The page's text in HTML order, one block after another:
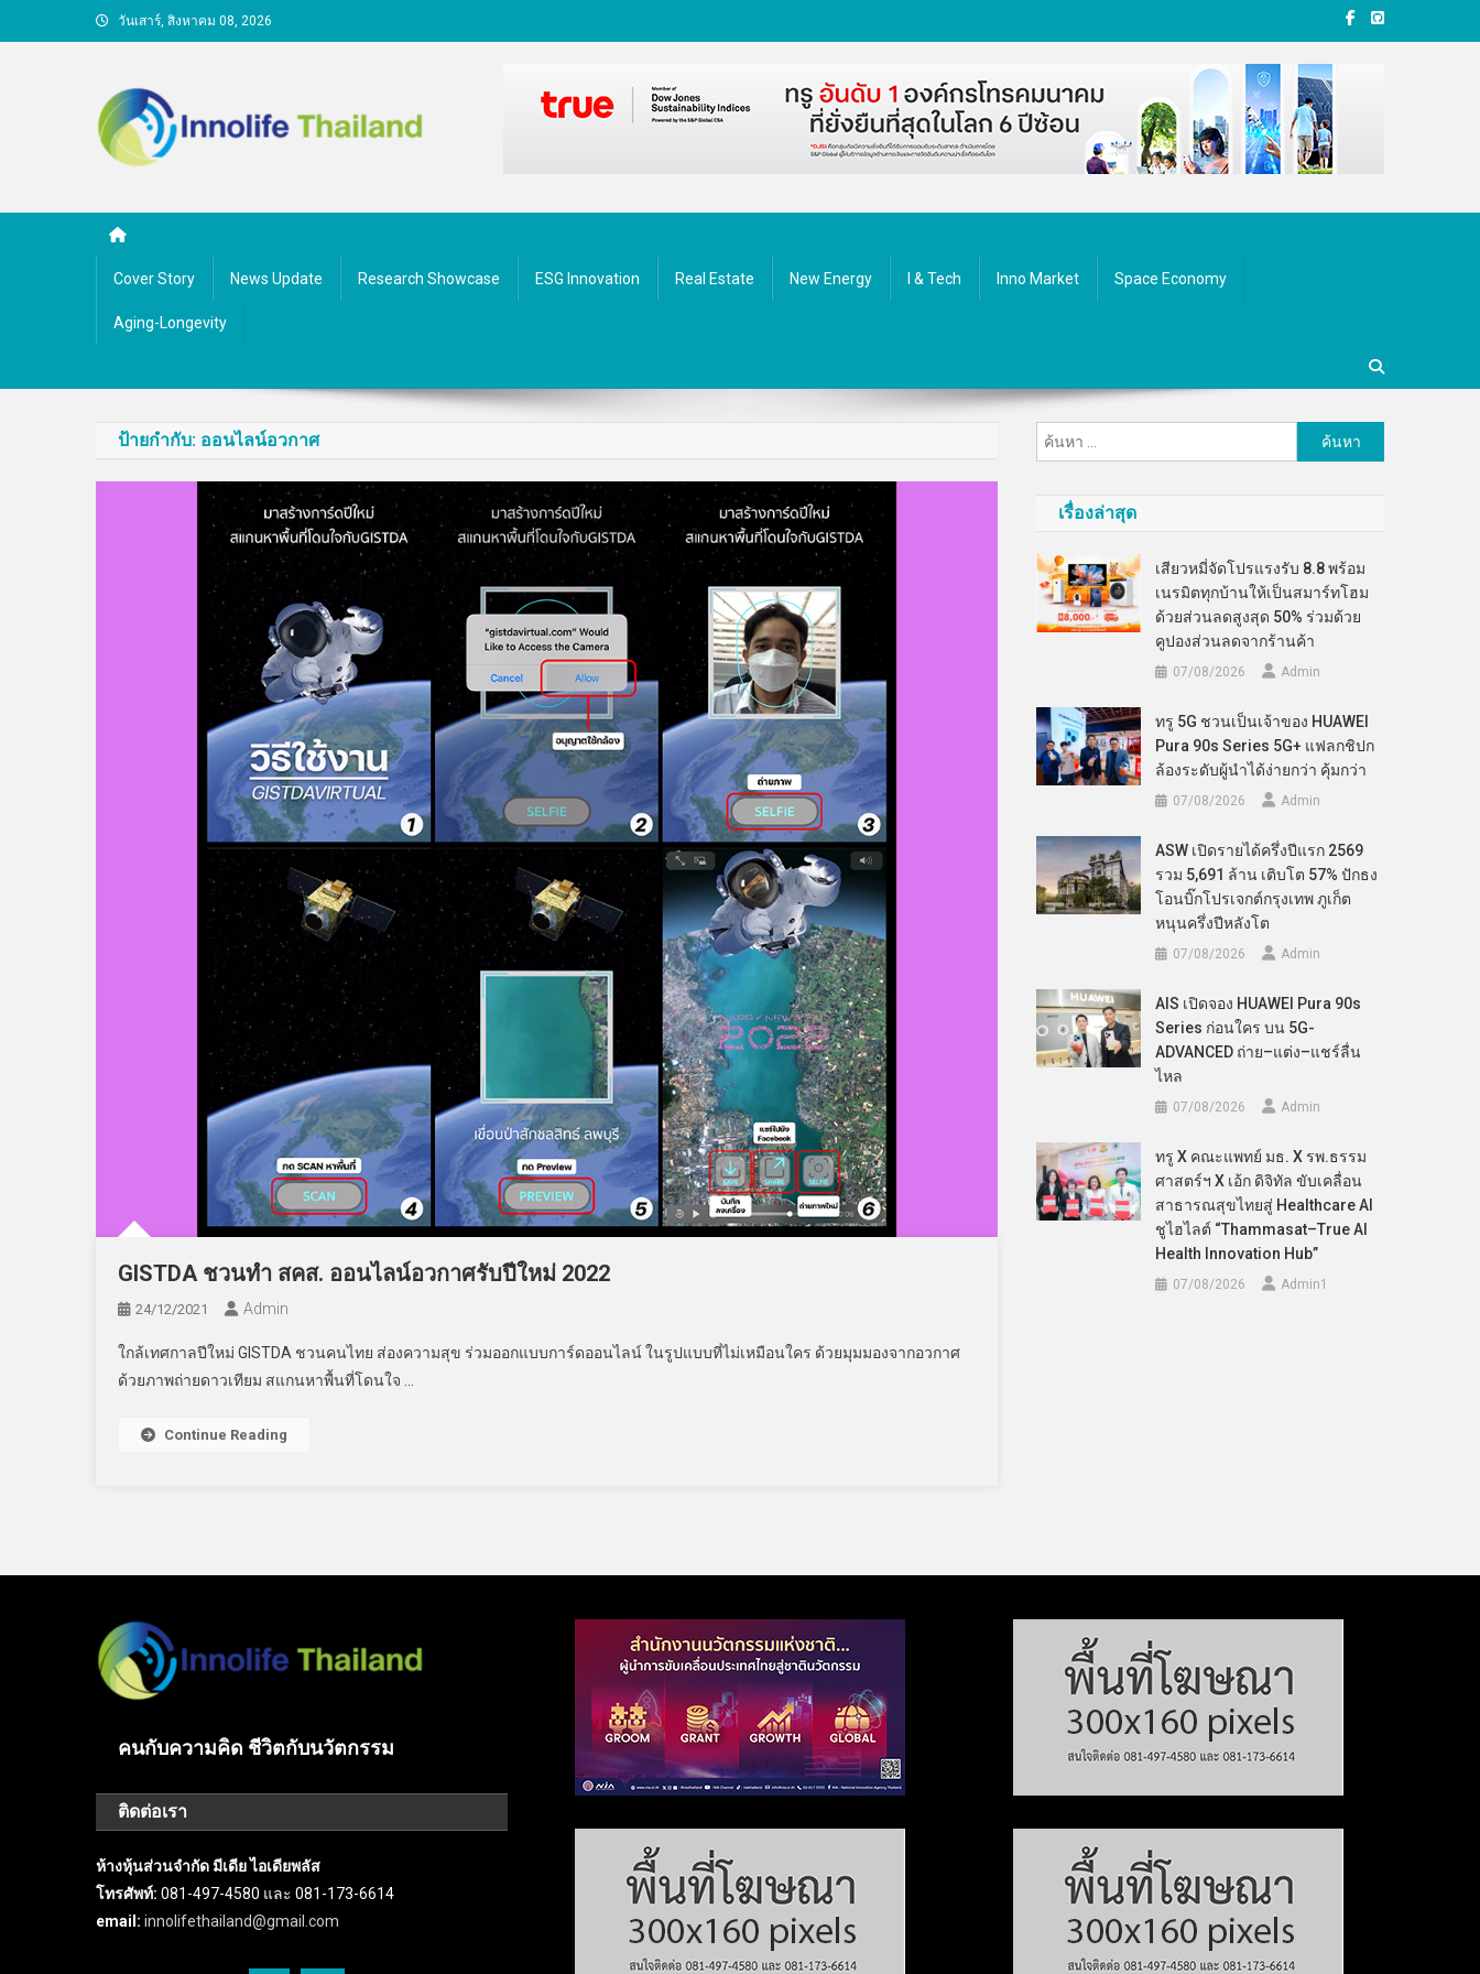
to
วันเสาร์, สิงหาคม 08, 2026
Cover Story News Update Research Showcase ESG Innovation Real Estate New Energy I & Tech Inno Market Space Economy
Aging-Longevity
ป้ายกำกับ: ออนไลน์อวกาศ
GISTDA ชวนทำ สคส. ออนไลน์อวกาศรับปีใหม่ 2022
24/12/2021 Admin
ใกล้เทศกาลปีใหม่ GISTDA ชวนคนไทย ส่องความสุข ร่วมออกแบบการ์ดออนไลน์ ในรูปแบบที่ไม่เหมือนใคร ด้วยมุมมองจากอวกาศ
ด้วยภาพถ่ายดาวเทียม สแกนหาพื้นที่โดนใจ …
Continue Reading
ค้นหา
สำหรับ:
เรื่องล่าสุด
เสียวหมี่จัดโปรแรงรับ 8.8 พร้อม
เนรมิตทุกบ้านให้เป็นสมาร์ทโฮม
ด้วยส่วนลดสูงสุด 50% ร่วมด้วย
คูปองส่วนลดจากร้านค้า
07/08/2026 Admin
ทรู 5G ชวนเป็นเจ้าของ HUAWEI
Pura 90s Series 5G+ แฟลกชิปก
ล้องระดับผู้นำได้ง่ายกว่า คุ้มกว่า
07/08/2026 Admin
ASW เปิดรายได้ครึ่งปีแรก 2569
รวม 5,691 ล้าน เติบโต 57% ปักธง
โอนบิ๊กโปรเจกต์กรุงเทพ ภูเก็ต
หนุนครึ่งปีหลังโต
07/08/2026 Admin
AIS เปิดจอง HUAWEI Pura 90s
Series ก่อนใคร บน 5G-
ADVANCED ถ่าย–แต่ง–แชร์ลื่น
ไหล
07/08/2026 Admin
ทรู X คณะแพทย์ มธ. X รพ.ธรรม
ศาสตร์ฯ X เอ้ก ดิจิทัล ขับเคลื่อน
สาธารณสุขไทยสู่ Healthcare AI
ชูไฮไลต์ “Thammasat–True AI
Health Innovation Hub”
07/08/2026 Admin​1
คนกับความคิด ชีวิตกับนวัตกรรม
ติดต่อเรา
ห้างหุ้นส่วนจำกัด มีเดีย ไอเดียพลัส
โทรศัพท์: 081-497-4580 และ 081-173-6614
email: innolifethailand@gmail.com